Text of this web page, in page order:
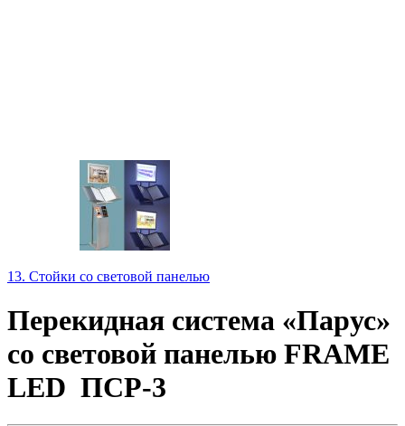
13. Стойки со световой панелью
Перекидная система «Парус»
со световой панелью FRAME
LED ПСР-3